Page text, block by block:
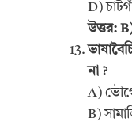
D)
উত্তর:
না ?
A)
B)